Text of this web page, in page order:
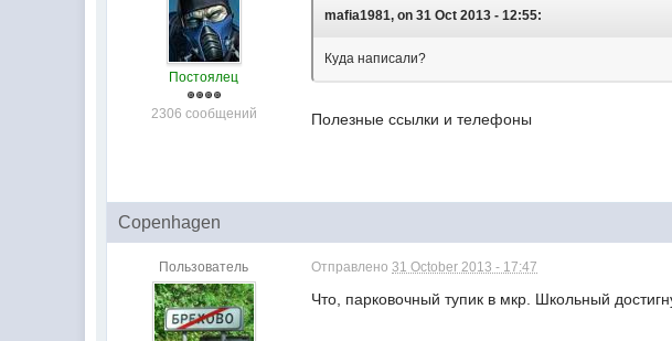
Постоялец
2306 сообщений
mafia1981, on 31 Oct 2013 - 12:55:
Куда написали?
Полезные ссылки и телефоны
Copenhagen
Пользователь Отправлено31 October 2013 - 17:47
Что, парковочный тупик в мкр. Школьный